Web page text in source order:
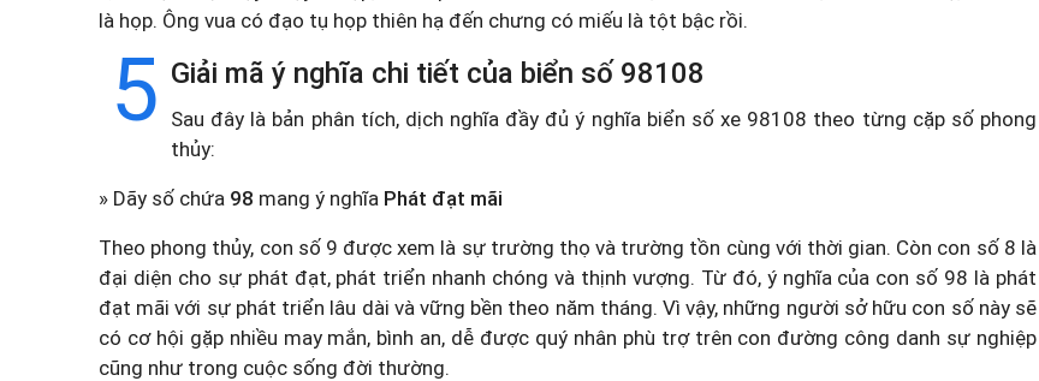
là họp. Ông vua có đạo tụ họp thiên hạ đến chưng có miếu là tột bậc rồi.
5 Giải mã ý nghĩa chi tiết của biển số 98108
Sau đây là bản phân tích, dịch nghĩa đầy đủ ý nghĩa biển số xe 98108 theo từng cặp số phong
thủy:
» Dãy số chứa 98 mang ý nghĩa Phát đạt mãi
Theo phong thủy, con số 9 được xem là sự trường thọ và trường tồn cùng với thời gian. Còn con số 8 là
đại diện cho sự phát đạt, phát triển nhanh chóng và thịnh vượng. Từ đó, ý nghĩa của con số 98 là phát
đạt mãi với sự phát triển lâu dài và vững bền theo năm tháng. Vì vậy, những người sở hữu con số này sẽ
có cơ hội gặp nhiều may mắn, bình an, dễ được quý nhân phù trợ trên con đường công danh sự nghiệp
cũng như trong cuộc sống đời thường.